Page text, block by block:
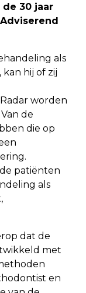
30 jaar
als
hij of zij
worden
de
die op
patiënten
als
dat de
met
en